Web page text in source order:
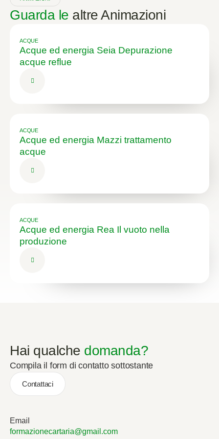
Guarda le altre Animazioni
ACQUE
Acque ed energia Seia Depurazione
acque reflue
ACQUE
Acque ed energia Mazzi trattamento
acque
ACQUE
Acque ed energia Rea Il vuoto nella
produzione
Hai qualche domanda?
Compila il form di contatto sottostante
Contattaci
Email
formazionecartaria@gmail.com